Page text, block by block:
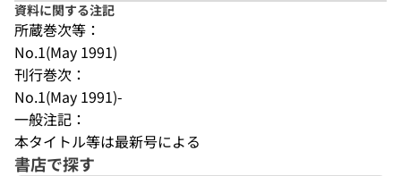
資料に関する注記
所蔵巻次等：
No.1(May 1991)
刊行巻次：
No.1(May 1991)-
一般注記：
本タイトル等は最新号による
書店で探す